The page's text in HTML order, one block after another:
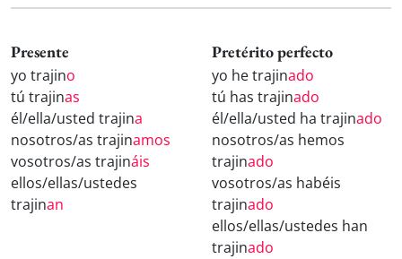
Presente
yo trajino
tú trajinas
él/ella/usted trajina
nosotros/as trajinamos
vosotros/as trajináis
ellos/ellas/ustedes
trajinan
Pretérito perfecto
yo he trajinado
tú has trajinado
él/ella/usted ha trajinado
nosotros/as hemos
trajinado
vosotros/as habéis
trajinado
ellos/ellas/ustedes han
trajinado